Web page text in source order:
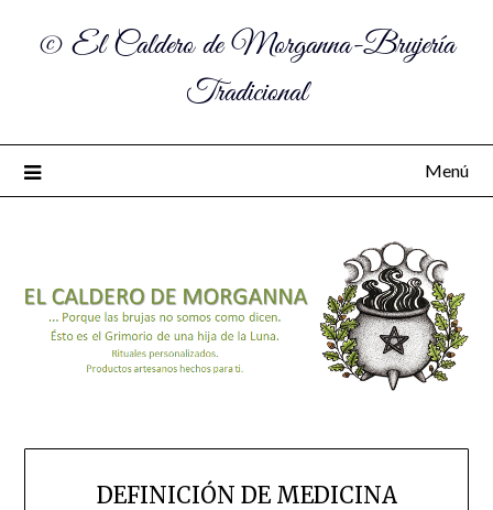
© El Caldero de Morganna-Brujería
Tradicional
Menú
DEFINICIÓN DE MEDICINA